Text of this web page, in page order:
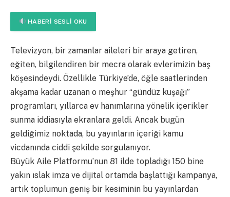
HABERI SESLI OKU
Televizyon, bir zamanlar aileleri bir araya getiren,
eğiten, bilgilendiren bir mecra olarak evlerimizin baş
köşesindeydi. Özellikle Türkiye’de, öğle saatlerinden
akşama kadar uzanan o meşhur “gündüz kuşağı”
programları, yıllarca ev hanımlarına yönelik içerikler
sunma iddiasıyla ekranlara geldi. Ancak bugün
geldiğimiz noktada, bu yayınların içeriği kamu
vicdanında ciddi şekilde sorgulanıyor.
Büyük Aile Platformu’nun 81 ilde topladığı 150 bine
yakın ıslak imza ve dijital ortamda başlattığı kampanya,
artık toplumun geniş bir kesiminin bu yayınlardan